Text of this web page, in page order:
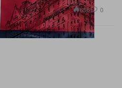
656 0